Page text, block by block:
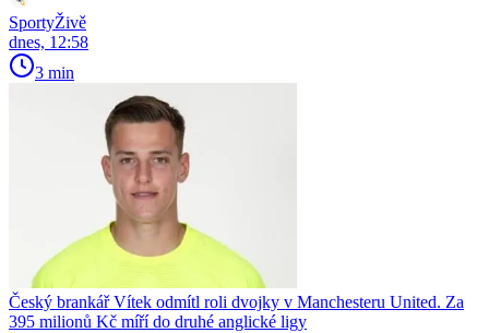
SportyŽivě
dnes, 12:58
3 min
Český brankář Vítek odmítl roli dvojky v Manchesteru United. Za
395 milionů Kč míří do druhé anglické ligy